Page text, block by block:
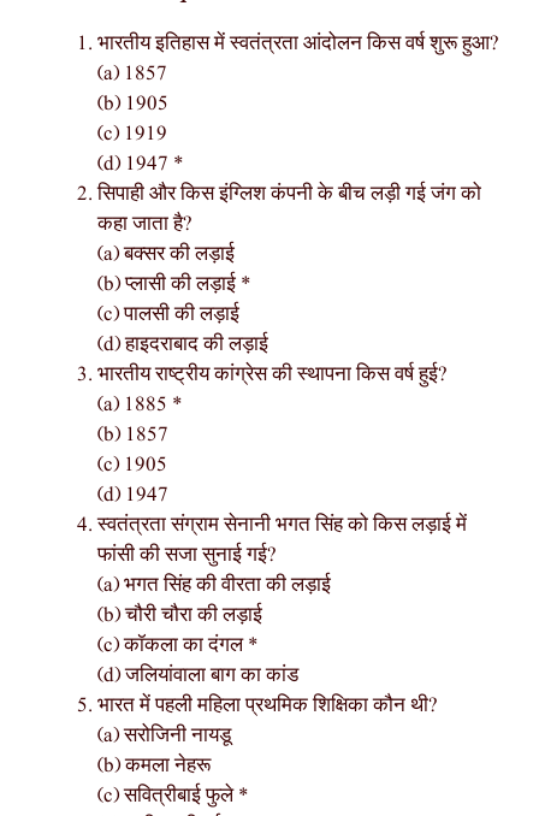
भारतीय इतिहास में स्वतंत्रता आंदोलन किस वर्ष शुरू हुआ?
(a) 1857
(b) 1905
(c) 1919
(d) 1947 *
सिपाही और किस इंग्लिश कंपनी के बीच लड़ी गई जंग को
कहा जाता है?
(a) बक्सर की लड़ाई
(b) प्लासी की लड़ाई *
(c) पालसी की लड़ाई
(d) हाइदराबाद की लड़ाई
भारतीय राष्ट्रीय कांग्रेस की स्थापना किस वर्ष हुई?
(a) 1885 *
(b) 1857
(c) 1905
(d) 1947
स्वतंत्रता संग्राम सेनानी भगत सिंह को किस लड़ाई में
फांसी की सजा सुनाई गई?
(a) भगत सिंह की वीरता की लड़ाई
(b) चौरी चौरा की लड़ाई
(c) कॉकला का दंगल *
(d) जलियांवाला बाग का कांड
भारत में पहली महिला प्रथमिक शिक्षिका कौन थी?
(a) सरोजिनी नायडू
(b) कमला नेहरू
(c) सवित्रीबाई फुले *